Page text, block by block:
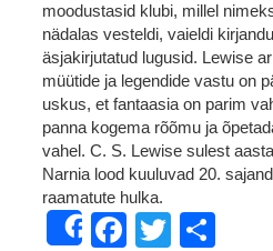
moodustasid klubi, millel
nädalas vesteldi, vaieldi
äsjakirjutatud lugusid. Lewise
müütide ja legendide vastu on
uskus, et fantaasia on parim
panna kogema rõõmu ja
vahel. C. S. Lewise sulest
Narnia lood kuuluvad 20.
raamatute hulka.
ShareFacebook
Twitter